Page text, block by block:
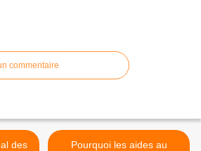
commentaire
Pourquoi les aides au